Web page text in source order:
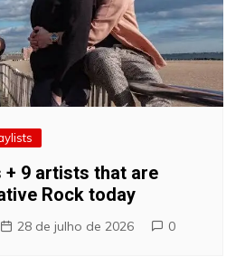
+ 9 artists that are
Rock today
28 de julho de 2026 0